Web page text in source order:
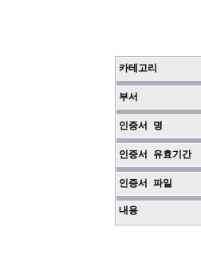
카테고리
부서
인증서 명
인증서 유효기간
인증서 파일
내용